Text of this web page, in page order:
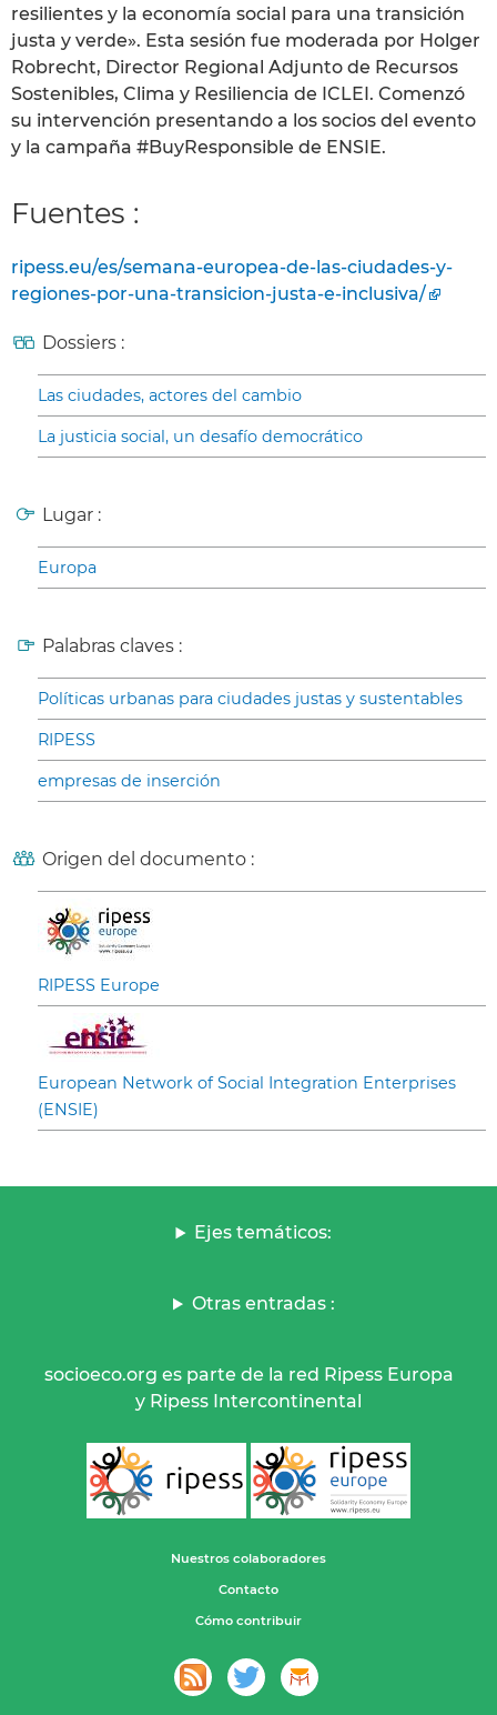
resilientes y la economía social para una transición
justa y verde». Esta sesión fue moderada por Holger
Robrecht, Director Regional Adjunto de Recursos
Sostenibles, Clima y Resiliencia de ICLEI. Comenzó
su intervención presentando a los socios del evento
y la campaña #BuyResponsible de ENSIE.
Fuentes :
ripess.eu/es/semana-europea-de-las-ciudades-y-
regiones-por-una-transicion-justa-e-inclusiva/
Dossiers :
Las ciudades, actores del cambio
La justicia social, un desafío democrático
Lugar :
Europa
Palabras claves :
Políticas urbanas para ciudades justas y sustentables
RIPESS
empresas de inserción
Origen del documento :
RIPESS Europe
European Network of Social Integration Enterprises
(ENSIE)
Ejes temáticos:
Otras entradas :
socioeco.org es parte de la red Ripess Europa
y Ripess Intercontinental
Nuestros colaboradores
Contacto
Cómo contribuir